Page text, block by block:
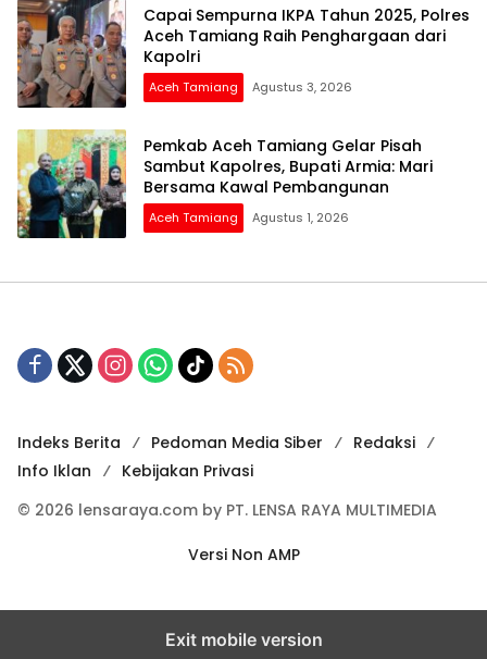
Capai Sempurna IKPA Tahun 2025, Polres
Aceh Tamiang Raih Penghargaan dari
Kapolri
Aceh Tamiang Agustus 3, 2026
Pemkab Aceh Tamiang Gelar Pisah
Sambut Kapolres, Bupati Armia: Mari
Bersama Kawal Pembangunan
Aceh Tamiang Agustus 1, 2026
Indeks Berita Pedoman Media Siber
Redaksi
Info Iklan
Kebijakan Privasi
© 2026 lensaraya.com by PT. LENSA RAYA MULTIMEDIA
Versi Non AMP
Exit mobile version